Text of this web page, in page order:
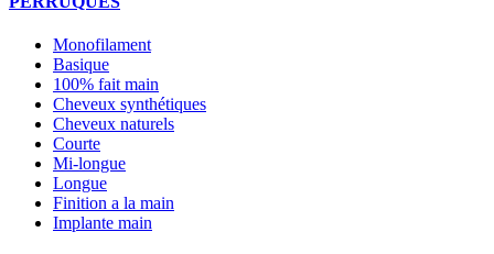
Monofilament
Basique
100% fait main
Cheveux synthétiques
Cheveux naturels
Courte
Mi-longue
Longue
Finition a la main
Implante main